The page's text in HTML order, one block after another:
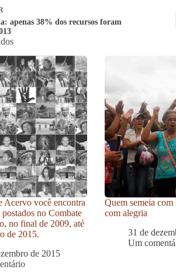
apenas 38% dos recursos foram
Acervo você encontra
no Combate
no final de 2009, até
de 2015.
de 2015
Quem semeia
com alegria
31 de
Um